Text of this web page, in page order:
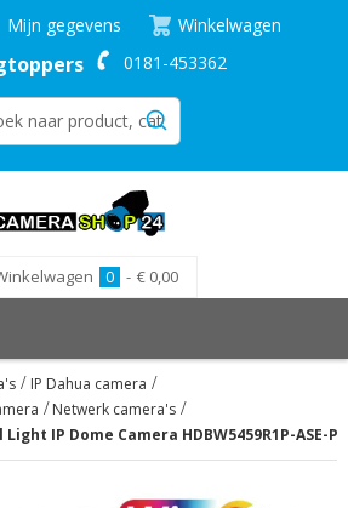
Mijn gegevens Winkelwagen
0181-453362
0 - € 0,00
IP Dahua camera
Netwerk camera's
IP Dome Camera HDBW5459R1P-ASE-